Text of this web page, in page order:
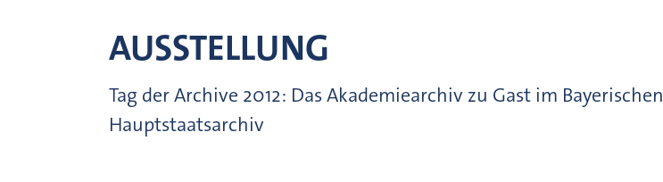
AUSSTELLUNG
Tag der Archive 2012: Das Akademiearchiv zu Gast im Bayerischen
Hauptstaatsarchiv